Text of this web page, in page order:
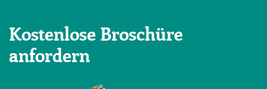
Kostenlose Broschüre
anfordern